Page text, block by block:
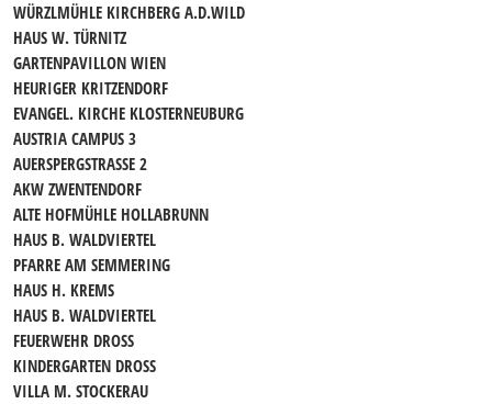
WÜRZLMÜHLE KIRCHBERG A.D.WILD
HAUS W. TÜRNITZ
GARTENPAVILLON WIEN
HEURIGER KRITZENDORF
EVANGEL. KIRCHE KLOSTERNEUBURG
AUSTRIA CAMPUS 3
AUERSPERGSTRASSE 2
AKW ZWENTENDORF
ALTE HOFMÜHLE HOLLABRUNN
HAUS B. WALDVIERTEL
PFARRE AM SEMMERING
HAUS H. KREMS
HAUS B. WALDVIERTEL
FEUERWEHR DROSS
KINDERGARTEN DROSS
VILLA M. STOCKERAU